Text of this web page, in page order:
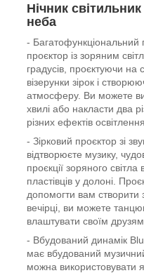
Нічник
неба
- Багатофункціональний
проєктор із зоряним
градусів, проєктуючи на
візерунки зірок і
атмосферу. Ви можете
хвилі або накласти два
різних ефектів
- Зірковий проєктор зі
відтворюєте музику,
проєкції зоряного
пластівців у долоні.
допомогти вам створити
вечірці, ви можете
влаштувати своїм
- Вбудований динамік
має вбудований
можна використовувати